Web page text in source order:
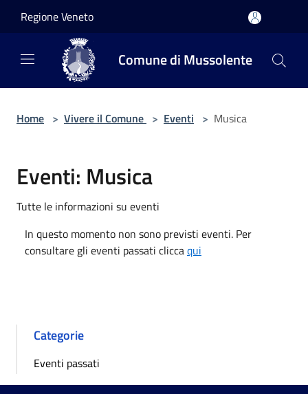
Regione Veneto
Comune di Mussolente
Home > Vivere il Comune > Eventi > Musica
Eventi: Musica
Tutte le informazioni su eventi
In questo momento non sono previsti eventi. Per
consultare gli eventi passati cliccaqui
Categorie
Eventi passati